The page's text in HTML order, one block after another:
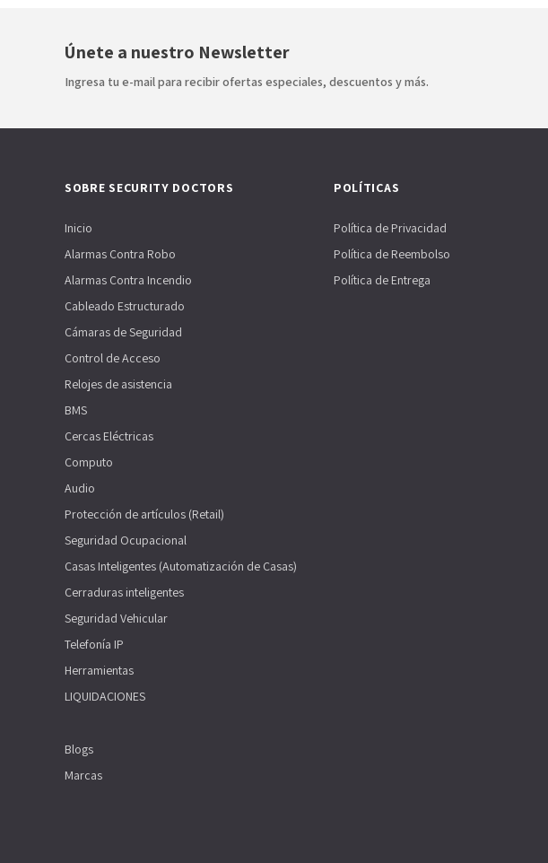
Únete a nuestro Newsletter
Ingresa tu e-mail para recibir ofertas especiales, descuentos y más.
SOBRE SECURITY DOCTORS
Inicio
Alarmas Contra Robo
Alarmas Contra Incendio
Cableado Estructurado
Cámaras de Seguridad
Control de Acceso
Relojes de asistencia
BMS
Cercas Eléctricas
Computo
Audio
Protección de artículos (Retail)
Seguridad Ocupacional
Casas Inteligentes (Automatización de Casas)
Cerraduras inteligentes
Seguridad Vehicular
Telefonía IP
Herramientas
LIQUIDACIONES
Blogs
Marcas
POLÍTICAS
Política de Privacidad
Política de Reembolso
Política de Entrega